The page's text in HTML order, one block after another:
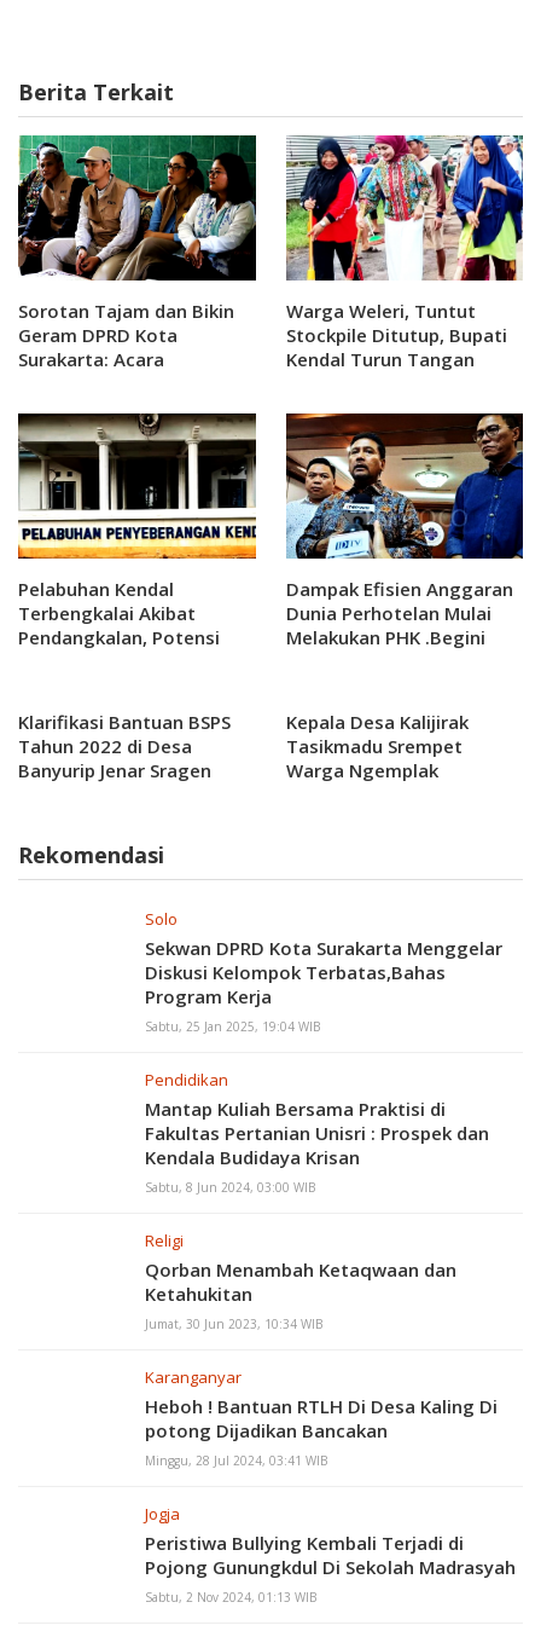
Berita Terkait
Sorotan Tajam dan Bikin
Geram DPRD Kota
Surakarta: Acara
Warga Weleri, Tuntut
Stockpile Ditutup, Bupati
Kendal Turun Tangan
Pelabuhan Kendal
Terbengkalai Akibat
Pendangkalan, Potensi
Dampak Efisien Anggaran
Dunia Perhotelan Mulai
Melakukan PHK .Begini
Klarifikasi Bantuan BSPS
Tahun 2022 di Desa
Banyurip Jenar Sragen
Kepala Desa Kalijirak
Tasikmadu Srempet
Warga Ngemplak
Rekomendasi
Solo
Sekwan DPRD Kota Surakarta Menggelar
Diskusi Kelompok Terbatas,Bahas
Program Kerja
Sabtu, 25 Jan 2025, 19:04 WIB
Pendidikan
Mantap Kuliah Bersama Praktisi di
Fakultas Pertanian Unisri : Prospek dan
Kendala Budidaya Krisan
Sabtu, 8 Jun 2024, 03:00 WIB
Religi
Qorban Menambah Ketaqwaan dan
Ketahukitan
Jumat, 30 Jun 2023, 10:34 WIB
Karanganyar
Heboh ! Bantuan RTLH Di Desa Kaling Di
potong Dijadikan Bancakan
Minggu, 28 Jul 2024, 03:41 WIB
Jogja
Peristiwa Bullying Kembali Terjadi di
Pojong Gunungkdul Di Sekolah Madrasyah
Sabtu, 2 Nov 2024, 01:13 WIB